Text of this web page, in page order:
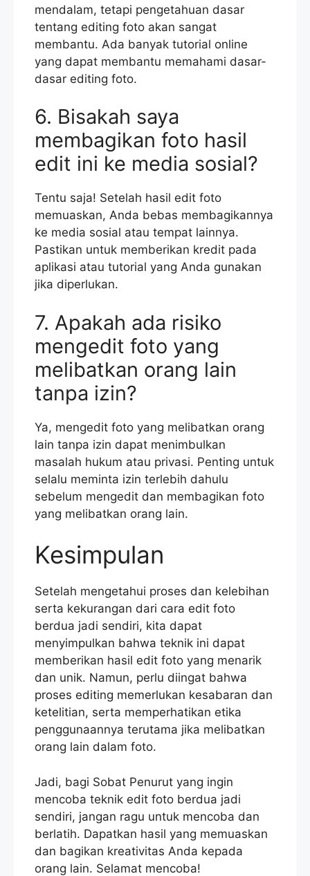
mendalam, tetapi pengetahuan dasar
tentang editing foto akan sangat
membantu. Ada banyak tutorial online
yang dapat membantu memahami dasar-
dasar editing foto.
6. Bisakah saya
membagikan foto hasil
edit ini ke media sosial?
Tentu saja! Setelah hasil edit foto
memuaskan, Anda bebas membagikannya
ke media sosial atau tempat lainnya.
Pastikan untuk memberikan kredit pada
aplikasi atau tutorial yang Anda gunakan
jika diperlukan.
7. Apakah ada risiko
mengedit foto yang
melibatkan orang lain
tanpa izin?
Ya, mengedit foto yang melibatkan orang
lain tanpa izin dapat menimbulkan
masalah hukum atau privasi. Penting untuk
selalu meminta izin terlebih dahulu
sebelum mengedit dan membagikan foto
yang melibatkan orang lain.
Kesimpulan
Setelah mengetahui proses dan kelebihan
serta kekurangan dari cara edit foto
berdua jadi sendiri, kita dapat
menyimpulkan bahwa teknik ini dapat
memberikan hasil edit foto yang menarik
dan unik. Namun, perlu diingat bahwa
proses editing memerlukan kesabaran dan
ketelitian, serta memperhatikan etika
penggunaannya terutama jika melibatkan
orang lain dalam foto.
Jadi, bagi Sobat Penurut yang ingin
mencoba teknik edit foto berdua jadi
sendiri, jangan ragu untuk mencoba dan
berlatih. Dapatkan hasil yang memuaskan
dan bagikan kreativitas Anda kepada
orang lain. Selamat mencoba!